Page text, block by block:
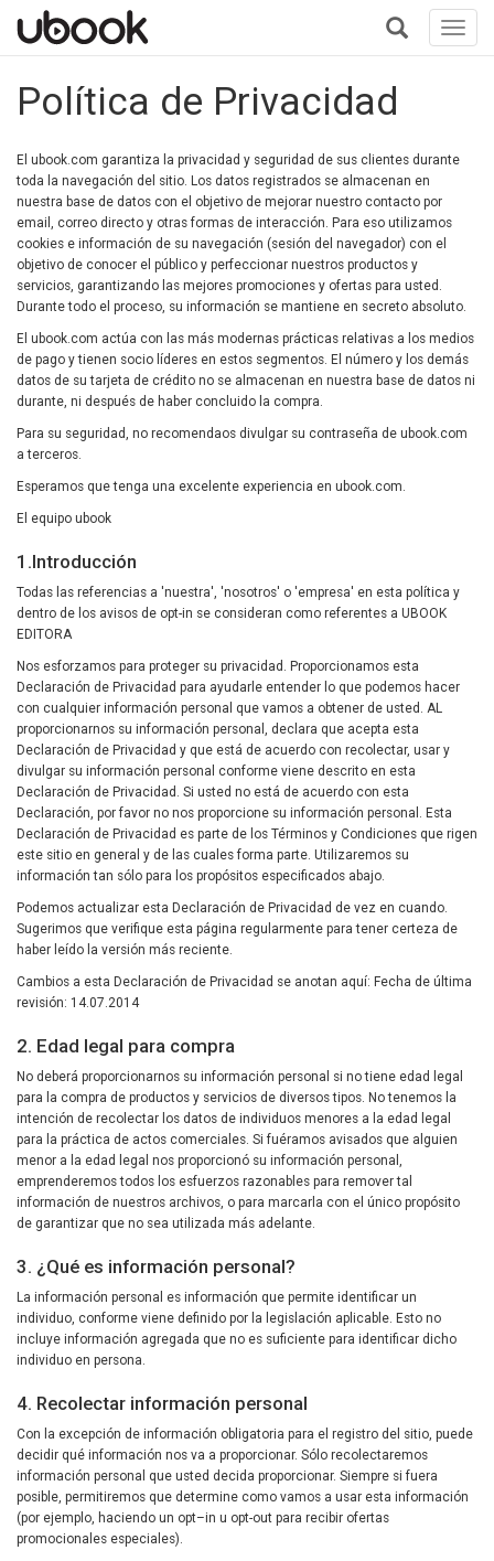
Política de Privacidad
El ubook.com garantiza la privacidad y seguridad de sus clientes durante
toda la navegación del sitio. Los datos registrados se almacenan en
nuestra base de datos con el objetivo de mejorar nuestro contacto por
email, correo directo y otras formas de interacción. Para eso utilizamos
cookies e información de su navegación (sesión del navegador) con el
objetivo de conocer el público y perfeccionar nuestros productos y
servicios, garantizando las mejores promociones y ofertas para usted.
Durante todo el proceso, su información se mantiene en secreto absoluto.
El ubook.com actúa con las más modernas prácticas relativas a los medios
de pago y tienen socio líderes en estos segmentos. El número y los demás
datos de su tarjeta de crédito no se almacenan en nuestra base de datos ni
durante, ni después de haber concluido la compra.
Para su seguridad, no recomendaos divulgar su contraseña de ubook.com
a terceros.
Esperamos que tenga una excelente experiencia en ubook.com.
El equipo ubook
1.Introducción
Todas las referencias a 'nuestra', 'nosotros' o 'empresa' en esta política y
dentro de los avisos de opt-in se consideran como referentes a UBOOK
EDITORA
Nos esforzamos para proteger su privacidad. Proporcionamos esta
Declaración de Privacidad para ayudarle entender lo que podemos hacer
con cualquier información personal que vamos a obtener de usted. AL
proporcionarnos su información personal, declara que acepta esta
Declaración de Privacidad y que está de acuerdo con recolectar, usar y
divulgar su información personal conforme viene descrito en esta
Declaración de Privacidad. Si usted no está de acuerdo con esta
Declaración, por favor no nos proporcione su información personal. Esta
Declaración de Privacidad es parte de los Términos y Condiciones que rigen
este sitio en general y de las cuales forma parte. Utilizaremos su
información tan sólo para los propósitos especificados abajo.
Podemos actualizar esta Declaración de Privacidad de vez en cuando.
Sugerimos que verifique esta página regularmente para tener certeza de
haber leído la versión más reciente.
Cambios a esta Declaración de Privacidad se anotan aquí: Fecha de última
revisión: 14.07.2014
2. Edad legal para compra
No deberá proporcionarnos su información personal si no tiene edad legal
para la compra de productos y servicios de diversos tipos. No tenemos la
intención de recolectar los datos de individuos menores a la edad legal
para la práctica de actos comerciales. Si fuéramos avisados que alguien
menor a la edad legal nos proporcionó su información personal,
emprenderemos todos los esfuerzos razonables para remover tal
información de nuestros archivos, o para marcarla con el único propósito
de garantizar que no sea utilizada más adelante.
3. ¿Qué es información personal?
La información personal es información que permite identificar un
individuo, conforme viene definido por la legislación aplicable. Esto no
incluye información agregada que no es suficiente para identificar dicho
individuo en persona.
4. Recolectar información personal
Con la excepción de información obligatoria para el registro del sitio, puede
decidir qué información nos va a proporcionar. Sólo recolectaremos
información personal que usted decida proporcionar. Siempre si fuera
posible, permitiremos que determine como vamos a usar esta información
(por ejemplo, haciendo un opt–in u opt-out para recibir ofertas
promocionales especiales).